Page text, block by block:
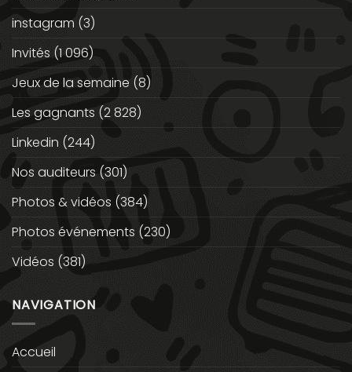
instagram (3)
Invités (1 096)
Jeux de la semaine (8)
Les gagnants (2 828)
Linkedin (244)
Nos auditeurs (301)
Photos & vidéos (384)
Photos événements (230)
Vidéos (381)
NAVIGATION
Accueil